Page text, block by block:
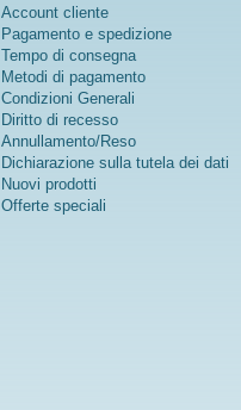
Account cliente
Pagamento e spedizione
Tempo di consegna
Metodi di pagamento
Condizioni Generali
Diritto di recesso
Annullamento/Reso
Dichiarazione sulla tutela dei dati
Nuovi prodotti
Offerte speciali